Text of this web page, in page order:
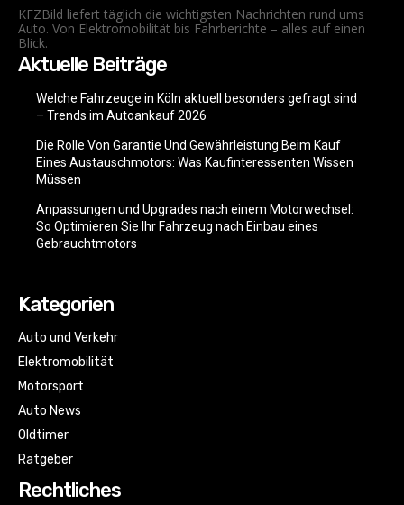
KFZBild liefert täglich die wichtigsten Nachrichten rund ums
Auto. Von Elektromobilität bis Fahrberichte – alles auf einen
Blick.
Aktuelle Beiträge
Welche Fahrzeuge in Köln aktuell besonders gefragt sind
– Trends im Autoankauf 2026
Die Rolle Von Garantie Und Gewährleistung Beim Kauf
Eines Austauschmotors: Was Kaufinteressenten Wissen
Müssen
Anpassungen und Upgrades nach einem Motorwechsel:
So Optimieren Sie Ihr Fahrzeug nach Einbau eines
Gebrauchtmotors
Kategorien
Auto und Verkehr
Elektromobilität
Motorsport
Auto News
Oldtimer
Ratgeber
Rechtliches